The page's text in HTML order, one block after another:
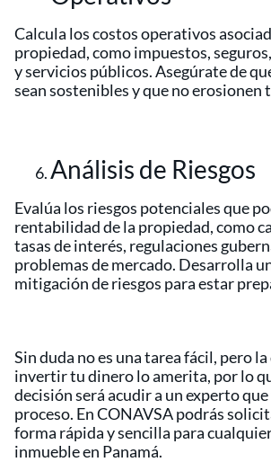
Calcula los costos operativos
propiedad, como impuestos,
y servicios públicos. Asegúrate de
sean sostenibles y que no erosionen
Análisis de Riesgos
Evalúa los riesgos potenciales que
rentabilidad de la propiedad, como
tasas de interés, regulaciones
problemas de mercado. Desarrolla
mitigación de riesgos para estar
Sin duda no es una tarea fácil, pero
invertir tu dinero lo amerita, por lo
decisión será acudir a un experto que
proceso. En CONAVSA podrás
forma rápida y sencilla para
inmueble en Panamá.